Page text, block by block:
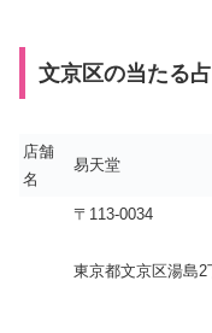
文京区の当たる
店舗
名
易天堂
〒113-0034
東京都文京区湯島